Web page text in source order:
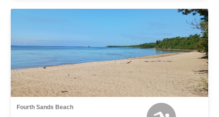
Fourth Sands Beach